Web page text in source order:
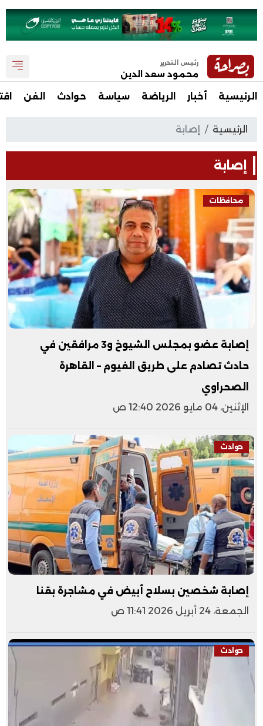
رئيس التحرير
محمود سعد الدين
الرئيسية أخبار الرياضة سياسة حوادث الفن
الرئيسية إصابة
إصابة
محافظات
إصابة عضو بمجلس الشيوخ و3 مرافقين في
حادث تصادم على طريق الفيوم – القاهرة
الصحراوي
الإثنين، 04 مايو 2026 12:40 ص
حوادث
إصابة شخصين بسلاح أبيض في مشاجرة بقنا
الجمعة، 24 أبريل 2026 11:41 ص
حوادث